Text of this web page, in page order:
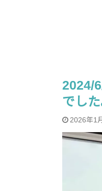
2024/
でした
2026年1